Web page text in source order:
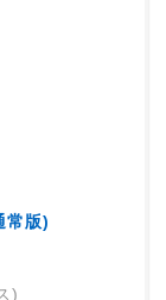
常版)
)